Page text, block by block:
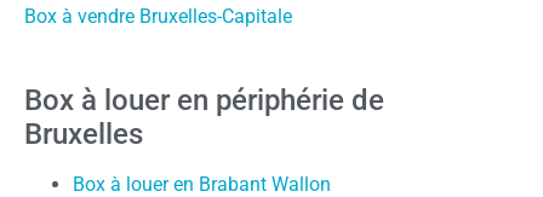
Box à vendre Bruxelles-Capitale
Box à louer en périphérie de
Bruxelles
Box à louer en Brabant Wallon